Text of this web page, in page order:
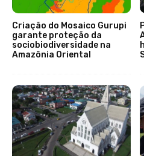
Criação do Mosaico Gurupi
garante proteção da
sociobiodiversidade na
Amazônia Oriental